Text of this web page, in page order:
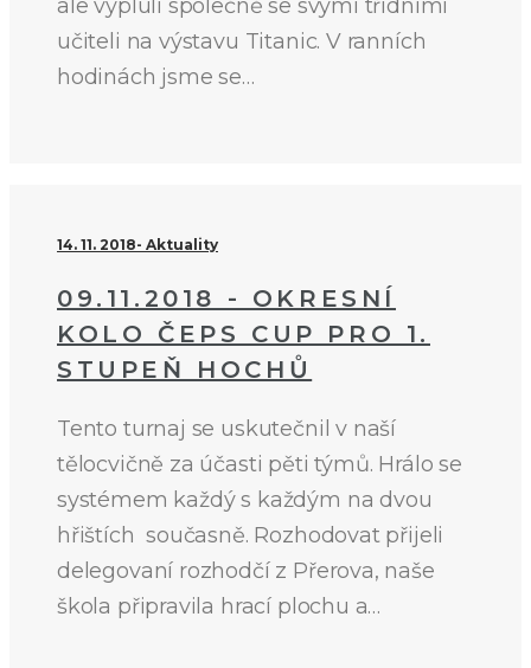
ale vypluli společně se svými třídními
učiteli na výstavu Titanic. V ranních
hodinách jsme se…
14. 11. 2018 Aktuality
09.11.2018 - OKRESNÍ
KOLO ČEPS CUP PRO 1.
STUPEŇ HOCHŮ
Tento turnaj se uskutečnil v naší
tělocvičně za účasti pěti týmů. Hrálo se
systémem každý s každým na dvou
hřištích současně. Rozhodovat přijeli
delegovaní rozhodčí z Přerova, naše
škola připravila hrací plochu a…